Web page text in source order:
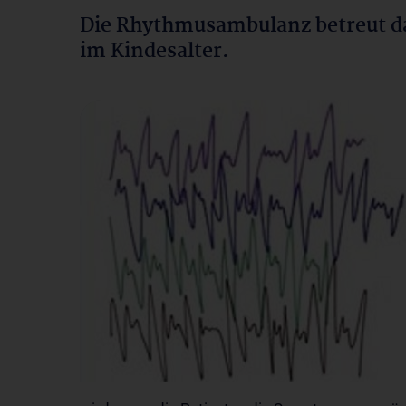
Die Rhythmusambulanz betreut
im Kindesalter.